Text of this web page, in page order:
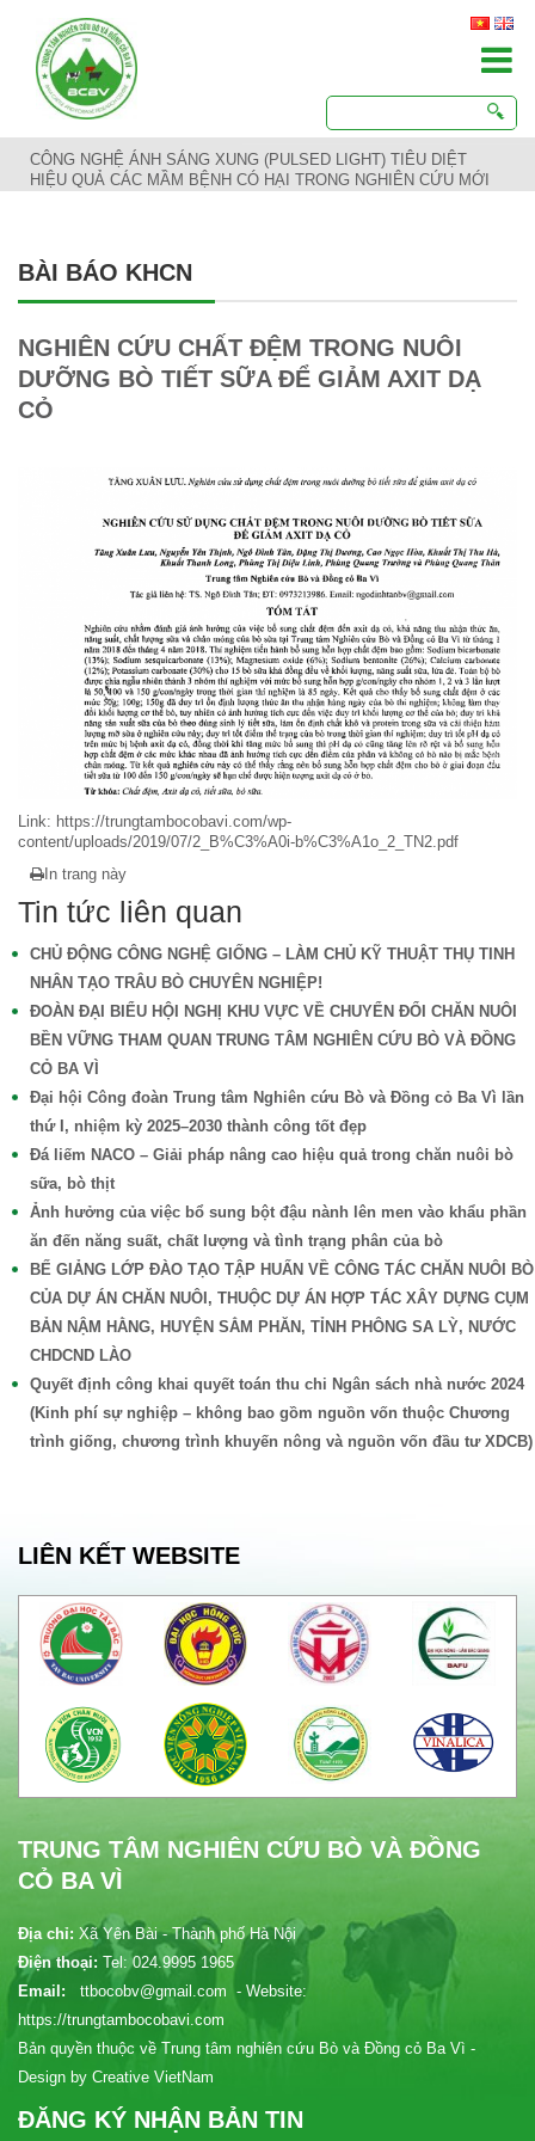
CÔNG NGHỆ ÁNH SÁNG XUNG (PULSED LIGHT) TIÊU DIỆT
HIỆU QUẢ CÁC MẦM BỆNH CÓ HẠI TRONG NGHIÊN CỨU MỚI
BÀI BÁO KHCN
NGHIÊN CỨU CHẤT ĐỆM TRONG NUÔI
DƯỠNG BÒ TIẾT SỮA ĐỂ GIẢM AXIT DẠ
CỎ
Link: https://trungtambocobavi.com/wp-
content/uploads/2019/07/2_B%C3%A0i-b%C3%A1o_2_TN2.pdf
In trang này
Tin tức liên quan
CHỦ ĐỘNG CÔNG NGHỆ GIỐNG – LÀM CHỦ KỸ THUẬT THỤ TINH
NHÂN TẠO TRÂU BÒ CHUYÊN NGHIỆP!
ĐOÀN ĐẠI BIỂU HỘI NGHỊ KHU VỰC VỀ CHUYỂN ĐỔI CHĂN NUÔI
BỀN VỮNG THAM QUAN TRUNG TÂM NGHIÊN CỨU BÒ VÀ ĐỒNG
CỎ BA VÌ
Đại hội Công đoàn Trung tâm Nghiên cứu Bò và Đồng cỏ Ba Vì lần
thứ I, nhiệm kỳ 2025–2030 thành công tốt đẹp
Đá liếm NACO – Giải pháp nâng cao hiệu quả trong chăn nuôi bò
sữa, bò thịt
Ảnh hưởng của việc bổ sung bột đậu nành lên men vào khẩu phần
ăn đến năng suất, chất lượng và tình trạng phân của bò
BẾ GIẢNG LỚP ĐÀO TẠO TẬP HUẤN VỀ CÔNG TÁC CHĂN NUÔI BÒ
CỦA DỰ ÁN CHĂN NUÔI, THUỘC DỰ ÁN HỢP TÁC XÂY DỰNG CỤM
BẢN NẬM HẰNG, HUYỆN SẲM PHĂN, TỈNH PHÔNG SA LỲ, NƯỚC
CHDCND LÀO
Quyết định công khai quyết toán thu chi Ngân sách nhà nước 2024
(Kinh phí sự nghiệp – không bao gồm nguồn vốn thuộc Chương
trình giống, chương trình khuyến nông và nguồn vốn đầu tư XDCB)
LIÊN KẾT WEBSITE
TRUNG TÂM NGHIÊN CỨU BÒ VÀ ĐỒNG
CỎ BA VÌ
Địa chỉ: Xã Yên Bài - Thành phố Hà Nội
Điện thoại: Tel: 024.9995 1965
Email:
ttbocobv@gmail.com - Website:
https://trungtambocobavi.com
Bản quyền thuộc về Trung tâm nghiên cứu Bò và Đồng cỏ Ba Vì -
Design by Creative VietNam
ĐĂNG KÝ NHẬN BẢN TIN